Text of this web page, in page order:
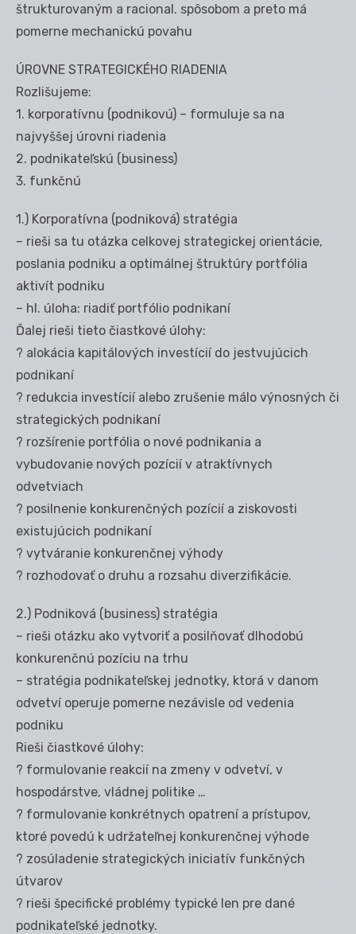
štrukturovaným a racional. spôsobom a preto má
pomerne mechanickú povahu
ÚROVNE STRATEGICKÉHO RIADENIA
Rozlišujeme:
1. korporatívnu (podnikovú) – formuluje sa na
najvyššej úrovni riadenia
2. podnikateľskú (business)
3. funkčnú
1.) Korporatívna (podniková) stratégia
– rieši sa tu otázka celkovej strategickej orientácie,
poslania podniku a optimálnej štruktúry portfólia
aktivít podniku
– hl. úloha: riadiť portfólio podnikaní
Ďalej rieši tieto čiastkové úlohy:
? alokácia kapitálových investícií do jestvujúcich
podnikaní
? redukcia investícií alebo zrušenie málo výnosných či
strategických podnikaní
? rozšírenie portfólia o nové podnikania a
vybudovanie nových pozícií v atraktívnych
odvetviach
? posilnenie konkurenčných pozícií a ziskovosti
existujúcich podnikaní
? vytváranie konkurenčnej výhody
? rozhodovať o druhu a rozsahu diverzifikácie.
2.) Podniková (business) stratégia
– rieši otázku ako vytvoriť a posilňovať dlhodobú
konkurenčnú pozíciu na trhu
– stratégia podnikateľskej jednotky, ktorá v danom
odvetví operuje pomerne nezávisle od vedenia
podniku
Rieši čiastkové úlohy:
? formulovanie reakcií na zmeny v odvetví, v
hospodárstve, vládnej politike …
? formulovanie konkrétnych opatrení a prístupov,
ktoré povedú k udržateľnej konkurenčnej výhode
? zosúladenie strategických iniciatív funkčných
útvarov
? rieši špecifické problémy typické len pre dané
podnikateľské jednotky.